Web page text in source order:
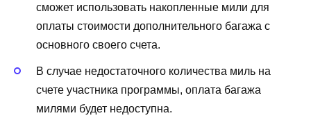
сможет использовать накопленные мили для
оплаты стоимости дополнительного багажа с
основного своего счета.
В случае недостаточного количества миль на
счете участника программы, оплата багажа
милями будет недоступна.